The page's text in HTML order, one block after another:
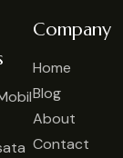
Company
Home
Blog
About
Contact